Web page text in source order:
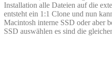
Installation alle Dateien auf die
entsteht ein 1:1 Clone und nun
Macintosh interne SSD oder aber
SSD auswählen es sind die